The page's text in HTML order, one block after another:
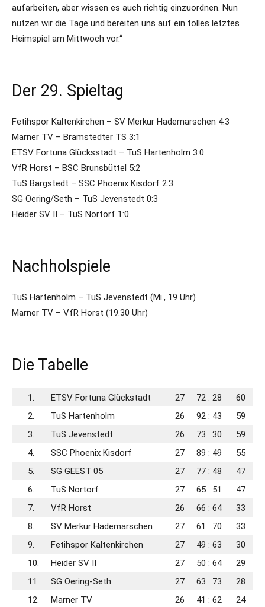
aufarbeiten, aber wissen es auch richtig einzuordnen. Nun
nutzen wir die Tage und bereiten uns auf ein tolles letztes
Heimspiel am Mittwoch vor.“
Der 29. Spieltag
Fetihspor Kaltenkirchen – SV Merkur Hademarschen 4:3
Marner TV – Bramstedter TS 3:1
ETSV Fortuna Glücksstadt – TuS Hartenholm 3:0
VfR Horst – BSC Brunsbüttel 5:2
TuS Bargstedt – SSC Phoenix Kisdorf 2:3
SG Oering/Seth – TuS Jevenstedt 0:3
Heider SV II – TuS Nortorf 1:0
Nachholspiele
TuS Hartenholm – TuS Jevenstedt (Mi., 19 Uhr)
Marner TV – VfR Horst (19.30 Uhr)
Die Tabelle
1. ETSV Fortuna Glückstadt 27 72 : 28
60
2.
TuS Hartenholm 26 92 : 43
59
3.
TuS Jevenstedt 26 73 : 30
59
4.
SSC Phoenix Kisdorf 27 89 : 49
55
5.
SG GEEST 05 27 77 : 48
47
6.
TuS Nortorf 27 65 : 51
47
7.
VfR Horst 26 66 : 64
33
8.
SV Merkur Hademarschen 27 61 : 70
33
9.
Fetihspor Kaltenkirchen 27 49 : 63
30
10.
Heider SV II 27 50 : 64
29
11.
SG Oering-Seth 27 63 : 73
28
12.
Marner TV 26 41 : 62
24